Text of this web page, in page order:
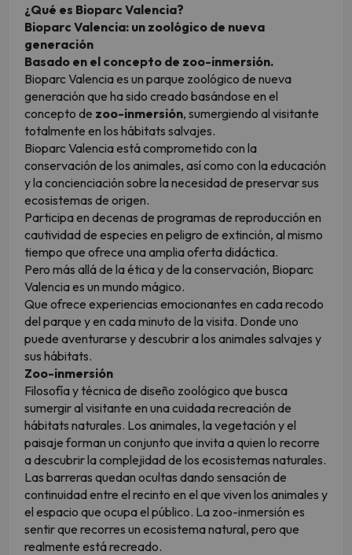
¿Qué es Bioparc Valencia?
Bioparc Valencia: un zoológico de nueva
generación
Basado en el concepto de zoo-inmersión.
Bioparc Valencia es un parque zoológico de nueva
generación que ha sido creado basándose en el
concepto de zoo-inmersión, sumergiendo al visitante
totalmente en los hábitats salvajes.
Bioparc Valencia está comprometido con la
conservación de los animales, así como con la educación
y la concienciación sobre la necesidad de preservar sus
ecosistemas de origen.
Participa en decenas de programas de reproducción en
cautividad de especies en peligro de extinción, al mismo
tiempo que ofrece una amplia oferta didáctica.
Pero más allá de la ética y de la conservación, Bioparc
Valencia es un mundo mágico.
Que ofrece experiencias emocionantes en cada recodo
del parque y en cada minuto de la visita. Donde uno
puede aventurarse y descubrir a los animales salvajes y
sus hábitats.
Zoo-inmersión
Filosofía y técnica de diseño zoológico que busca
sumergir al visitante en una cuidada recreación de
hábitats naturales. Los animales, la vegetación y el
paisaje forman un conjunto que invita a quien lo recorre
a descubrir la complejidad de los ecosistemas naturales.
Las barreras quedan ocultas dando sensación de
continuidad entre el recinto en el que viven los animales y
el espacio que ocupa el público. La zoo-inmersión es
sentir que recorres un ecosistema natural, pero que
realmente está recreado.